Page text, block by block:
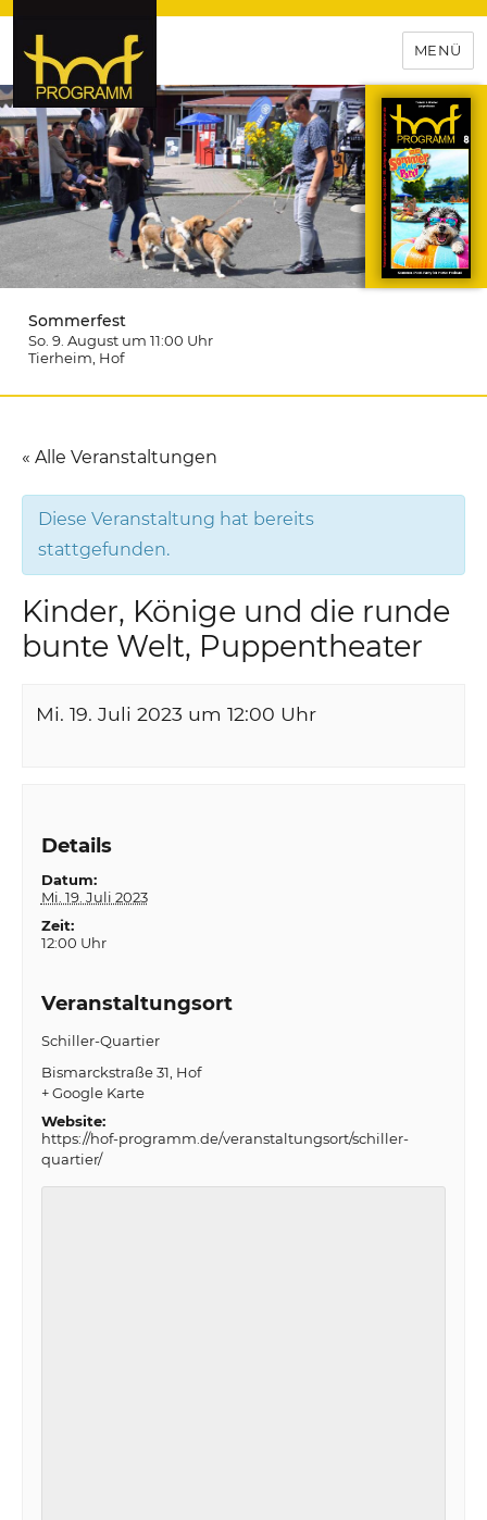
hof-programm – das
Veranstaltungsportal für
Hochfranken
MENÜ
Sommerfest
So. 9. August um 11:00 Uhr
Tierheim , Hof
« Alle Veranstaltungen
Diese Veranstaltung hat bereits
stattgefunden.
Kinder, Könige und die runde
bunte Welt, Puppentheater
Mi. 19. Juli 2023 um 12:00 Uhr
Details
Datum:
Mi. 19. Juli 2023
Zeit:
12:00 Uhr
Veranstaltungsort
Schiller-Quartier
Bismarckstraße 31 Hof
+ Google Karte
Website:
https://hof-programm.de/veranstaltungsort/schiller-
quartier/